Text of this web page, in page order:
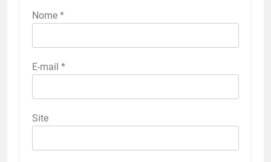
Nome *
E-mail *
Site